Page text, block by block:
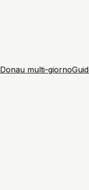
Donau multi-giorno